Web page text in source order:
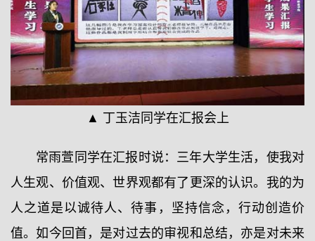
▲ 丁玉洁同学在汇报会上
常雨萱同学在汇报时说：三年大学生活，使我对
人生观、价值观、世界观都有了更深的认识。我的为
人之道是以诚待人、待事，坚持信念，行动创造价
值。如今回首，是对过去的审视和总结，亦是对未来